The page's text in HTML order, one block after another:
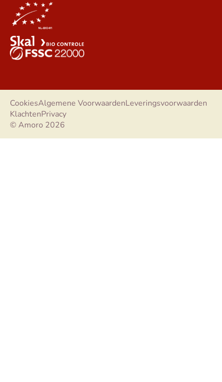
© Amoro 2026
CookiesAlgemene VoorwaardenLeveringsvoorwaarden
KlachtenPrivacy